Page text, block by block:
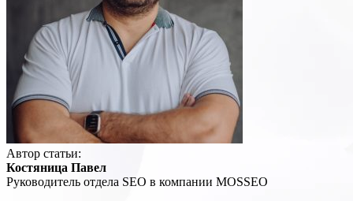
Автор статьи:
Костяница Павел
Руководитель отдела SEO в компании MOSSEO